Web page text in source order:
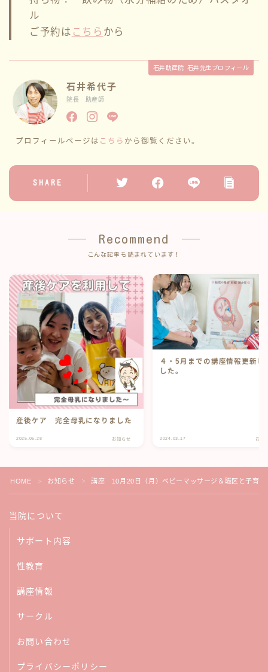
ル
ご予約は こちら から
石井助産院 石井先生プロフィール
石井希代子
院長 助産師
プロフィールページは こちら から御覧ください。
SHARE
Recommend
こんな記事も読まれています！
産後ケア 完全母乳になりました
2025.05.28 お知らせ
４・5月までの講座情報更新し
した。
2024.03.17 お知
HOME ＞ お知らせ ＞ 講座 10月20日（月）ベビーマッサージ＆職区と子育て
当院について
サポート内容
性教育
講座情報
サークル
お問い合わせ
プライバシーポリシー